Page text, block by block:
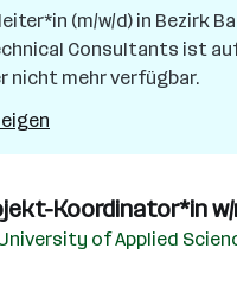
(m/w/d) in Bezirk
Consultants ist
nicht mehr verfügbar.
Koordinator*in w/
University of Applied